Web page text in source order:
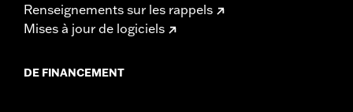
Renseignements sur les rappels
Mises à jour de logiciels
DE FINANCEMENT